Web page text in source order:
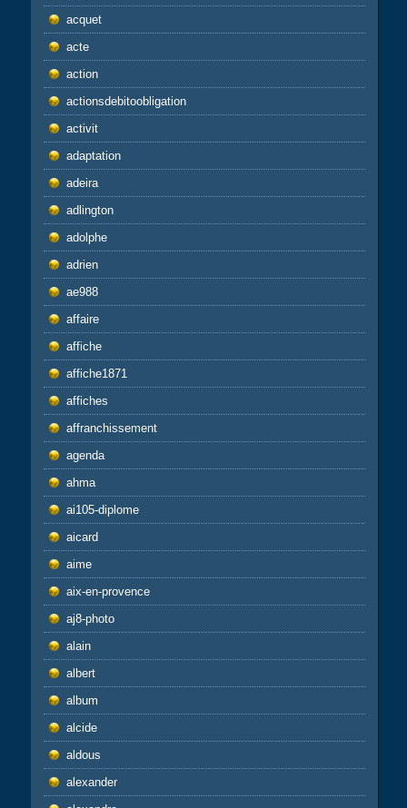
acquet
acte
action
actionsdebitoobligation
activit
adaptation
adeira
adlington
adolphe
adrien
ae988
affaire
affiche
affiche1871
affiches
affranchissement
agenda
ahma
ai105-diplome
aicard
aime
aix-en-provence
aj8-photo
alain
albert
album
alcide
aldous
alexander